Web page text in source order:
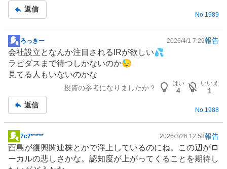
返信
No. 1989
掲
示
板
記
ろっきー 2026/4/1 7:29報告
会社設立となんか注目される IRが欲しい💦
ラピダスまで待つしかないのか😓
見てる人もいないのかな
投資の参考になりましたか？
はい
4
いいえ
1
返信
No.1988
掲
示
7c7***** 2026/3/26 12:58報告
酉島が復興関連株とかで浮上しているのにね。この辺がロ
ーカルの悲しさかな。認知度が上がってくることを期待し